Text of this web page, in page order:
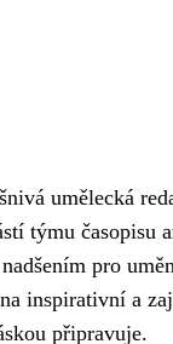
umělecká
týmu časopisu
pro
inspirativní a
připravuje.